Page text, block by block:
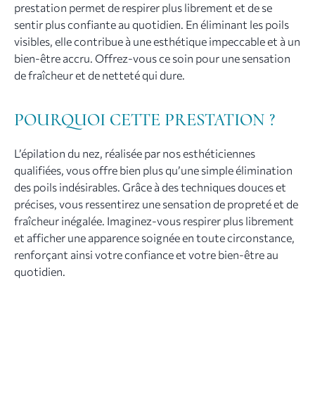
prestation permet de respirer plus librement et de se
sentir plus confiante au quotidien. En éliminant les poils
visibles, elle contribue à une esthétique impeccable et à un
bien-être accru. Offrez-vous ce soin pour une sensation
de fraîcheur et de netteté qui dure.
POURQUOI CETTE PRESTATION ?
L’épilation du nez, réalisée par nos esthéticiennes
qualifiées, vous offre bien plus qu’une simple élimination
des poils indésirables. Grâce à des techniques douces et
précises, vous ressentirez une sensation de propreté et de
fraîcheur inégalée. Imaginez-vous respirer plus librement
et afficher une apparence soignée en toute circonstance,
renforçant ainsi votre confiance et votre bien-être au
quotidien.